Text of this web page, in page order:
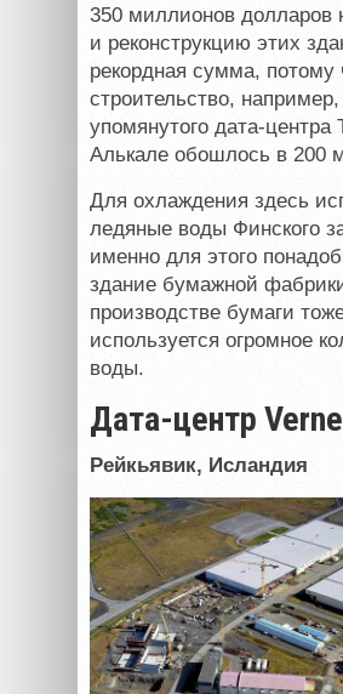
350 миллионов долларов
и реконструкцию этих
рекордная сумма, потому
строительство,
упомянутого дата-центра
Алькале обошлось в 200
Для охлаждения здесь
ледяные воды Финского
именно для этого
здание бумажной
производстве бумаги
используется огромное
воды.
Дата-центр
Рейкьявик, Исландия